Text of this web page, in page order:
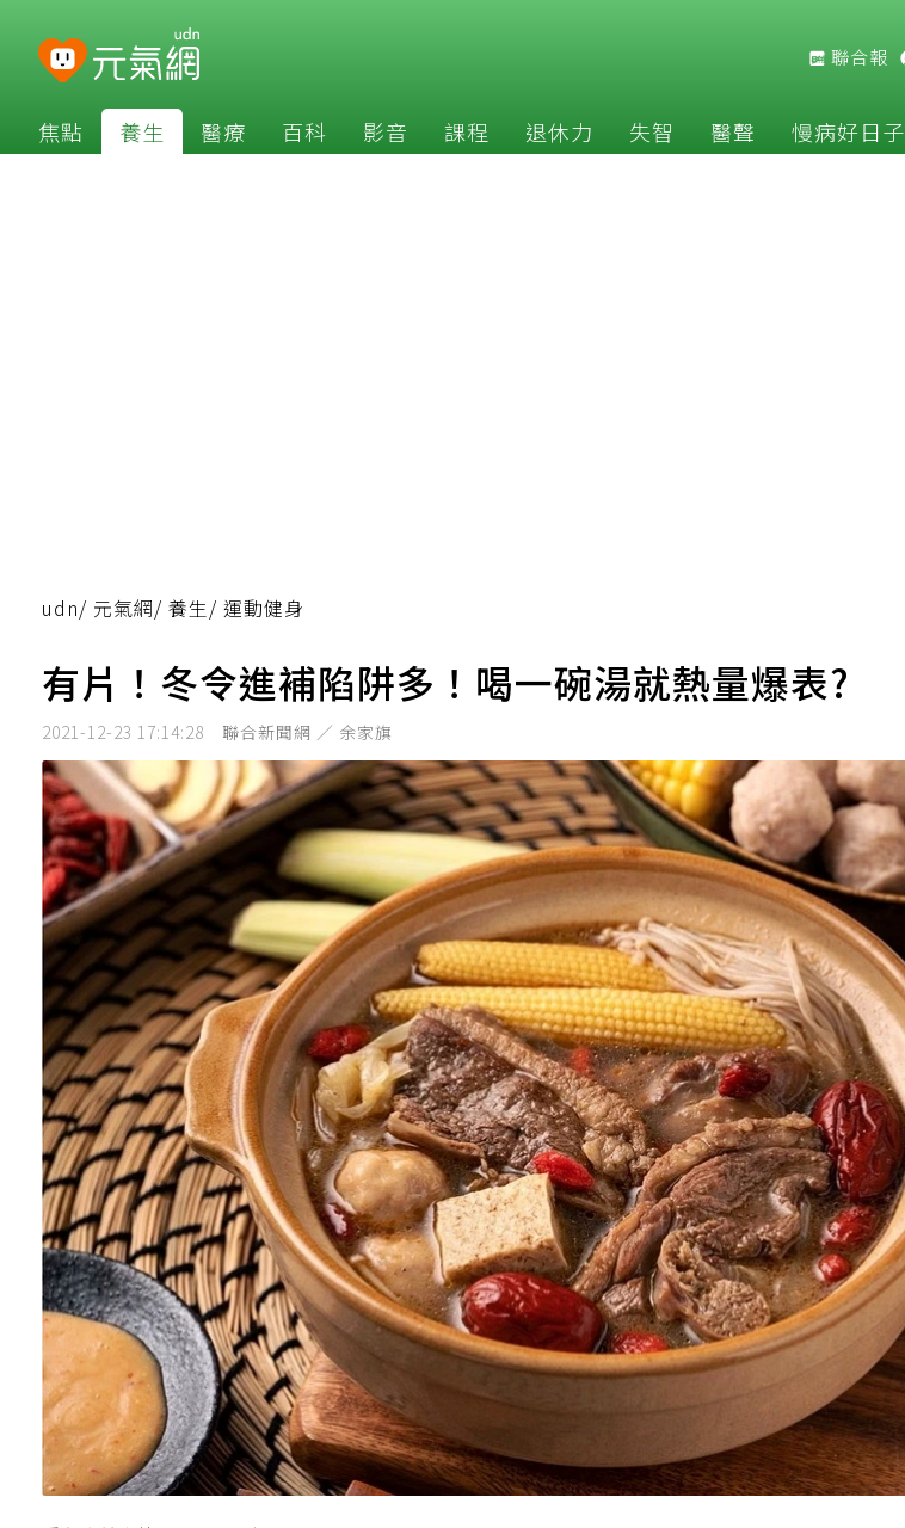
聯合報
焦點 養生 醫療 百科 影音 課程 退休力 失智 醫聲 慢病好日子
udn/ 元氣網/ 養生/ 運動健身
有片！冬令進補陷阱多！喝一碗湯就熱量爆表?
2021-12-23 17:14:28 聯合新聞網 ／ 余家旗